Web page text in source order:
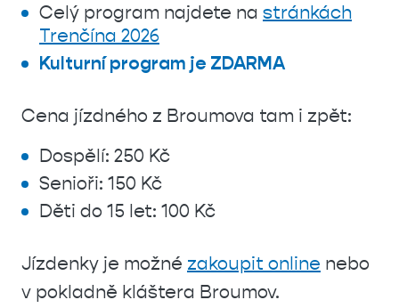
Celý program najdete na stránkách
Trenčína 2026
Kulturní program je ZDARMA
Cena jízdného z Broumova tam i zpět:
Dospělí: 250 Kč
Senioři: 150 Kč
Děti do 15 let: 100 Kč
Jízdenky je možné zakoupit online nebo
v pokladně kláštera Broumov.